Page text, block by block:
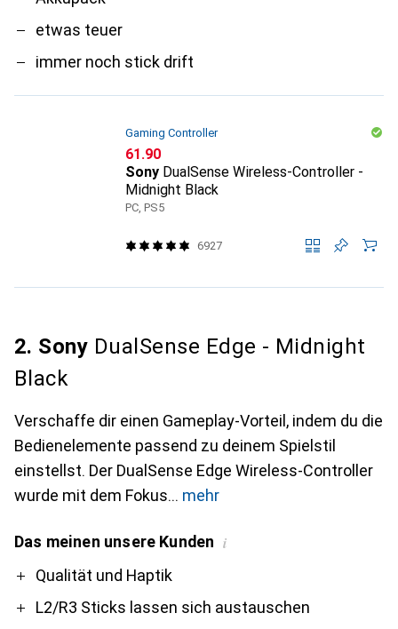
etwas teuer
immer noch stick drift
Gaming Controller
CHF
61.90
Sony DualSense Wireless-Controller -
Midnight Black
PC, PS5
6927
2. Sony DualSense Edge - Midnight
Black
Verschaffe dir einen Gameplay-Vorteil, indem du die
Bedienelemente passend zu deinem Spielstil
einstellst. Der DualSense Edge Wireless-Controller
wurde mit dem Fokus
mehr
Das meinen unsere Kunden i
ProQualität und Haptik
L2/R3 Sticks lassen sich austauschen
Contra